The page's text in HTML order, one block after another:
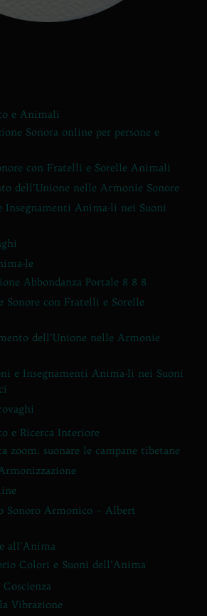
e Animali
Sonora online per persone e
con Fratelli e Sorelle Animali
dell’Unione nelle Armonie Sonore
Insegnamenti Anima-li nei Suoni
le
Abbondanza Portale 8 8 8
Sonore con Fratelli e Sorelle
dell’Unione nelle Armonie
e Insegnamenti Anima-li nei Suoni
e Ricerca Interiore
zoom: suonare le campane tibetane
Sonoro Armonico – Albert
all’Anima
Colori e Suoni dell’Anima
Vibrazione